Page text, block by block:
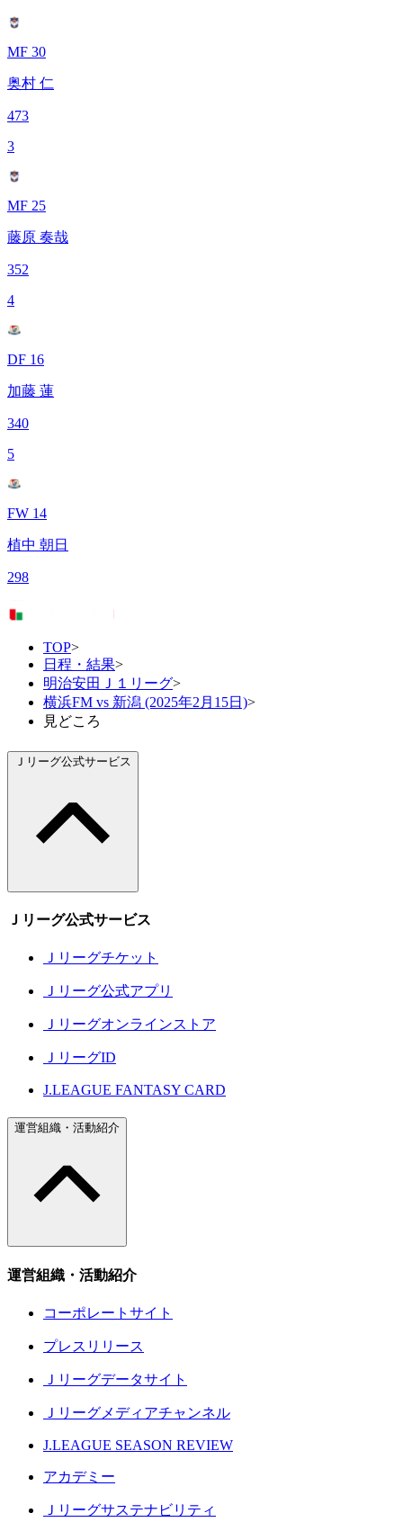
MF 30
奥村 仁
473
3
MF 25
藤原 奏哉
352
4
DF 16
加藤 蓮
340
5
FW 14
植中 朝日
298
TOP>
日程・結果>
明治安田Ｊ１リーグ>
横浜FM vs 新潟 (2025年2月15日)>
見どころ
Ｊリーグ公式サービス
Ｊリーグ公式サービス
Ｊリーグチケット
Ｊリーグ公式アプリ
Ｊリーグオンラインストア
ＪリーグID
J.LEAGUE FANTASY CARD
運営組織・活動紹介
運営組織・活動紹介
コーポレートサイト
プレスリリース
Ｊリーグデータサイト
Ｊリーグメディアチャンネル
J.LEAGUE SEASON REVIEW
アカデミー
Ｊリーグサステナビリティ